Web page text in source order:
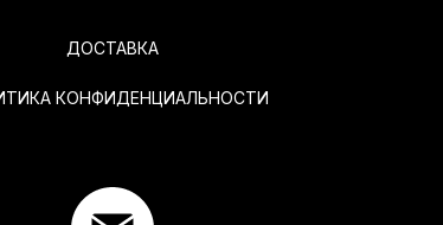
ДОСТАВКА
КОНФИДЕНЦИАЛЬНОСТИ